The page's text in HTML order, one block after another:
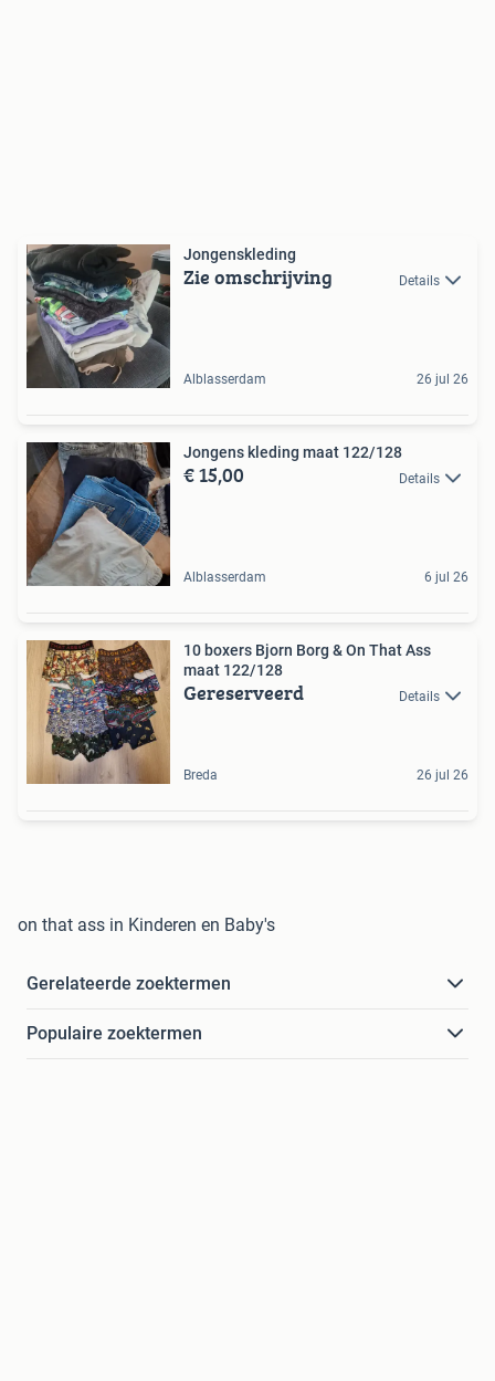
Jongenskleding
Zie omschrijving Details
Alblasserdam 26 jul 26
Jongens kleding maat 122/128
€ 15,00 Details
Alblasserdam 6 jul 26
10 boxers Bjorn Borg & On That Ass
maat 122/128
Gereserveerd Details
Breda 26 jul 26
on that ass in Kinderen en Baby's
Gerelateerde zoektermen
Populaire zoektermen